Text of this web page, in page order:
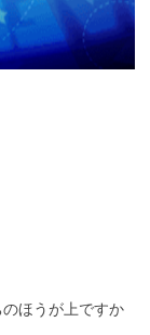
ほうが上ですか